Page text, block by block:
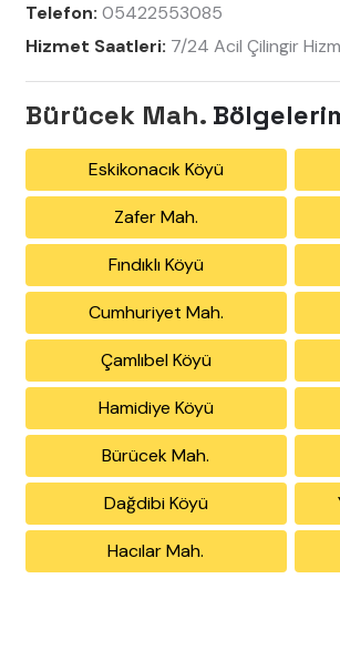
Telefon: 05422553085
Hizmet Saatleri: 7/24 Acil Çilingir
Bürücek Mah.
Eskikonacık Köyü
Zafer Mah.
Fındıklı Köyü
Cumhuriyet Mah.
Çamlıbel Köyü
Hamidiye Köyü
Bürücek Mah.
Dağdibi Köyü
Hacılar Mah.